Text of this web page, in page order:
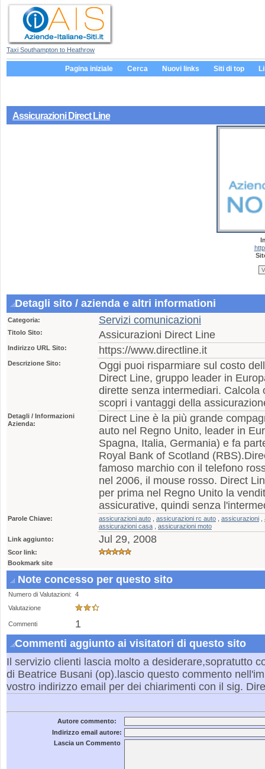
Taxi Southampton to Heathrow
Pagina iniziale Cerca Nuovi links Siti di top
Assicurazioni Direct Line
Detagli sito / azienda e altri informationi
Categoria: Servizi comunicazioni
Titolo Sito: Assicurazioni Direct Line
Indirizzo URL Sito: https://www.directline.it
Descrizione Sito:
Oggi puoi risparmiare sul costo
Direct Line, gruppo leader in
dirette senza intermediari. Calcola
scopri i vantaggi della
Detagli / Informazioni
Azienda:
Direct Line è la più grande
auto nel Regno Unito, leader in
Spagna, Italia, Germania) e fa
Royal Bank of Scotland
famoso marchio con il telefono
nel 2006, il mouse rosso. Direct
per prima nel Regno Unito la
assicurative, quindi senza
Parole Chiave: assicurazioni auto assicurazioni rc auto assicurazioni
assicurazioni casa
assicurazioni moto
Link aggiunto:
Jul 29, 2008
Scor link:
Bookmark site
Note concesso per questo sito
Numero di Valutazioni: 4
Valutazione
Commenti
1
Commenti aggiunto ai visitatori di questo sito
Il servizio clienti lascia molto a desiderare,sopratutto
di Beatrice Busani (op).lascio questo commento
vostro indirizzo email per dei chiarimenti con il sig.
Autore commento:
Indirizzo email autore:
Lascia un Commento